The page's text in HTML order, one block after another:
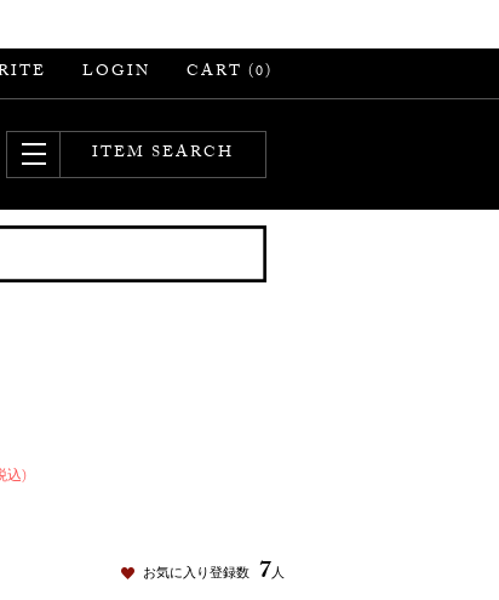
LOGIN CART (0)
ITEM SEARCH
込)
お気に入り登録数 7人